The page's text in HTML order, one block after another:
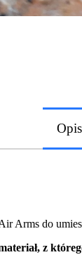
Opis
Arms do
z